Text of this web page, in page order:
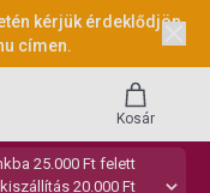
kérjük érdeklődjön
címen.
25.000 Ft felett
20.000 Ft
Kosár